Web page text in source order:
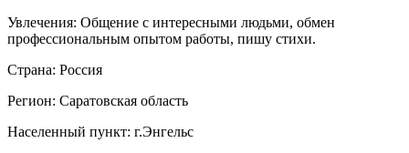
Увлечения: Общение с интересными людьми, обмен
профессиональным опытом работы, пишу стихи.
Страна: Россия
Регион: Саратовская область
Населенный пункт: г.Энгельс